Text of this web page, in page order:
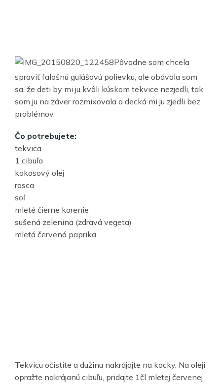
Pôvodne som chcela
spraviť falošnú gulášovú polievku, ale obávala som
sa, že deti by mi ju kvôli kúskom tekvice nezjedli, tak
som ju na záver rozmixovala a decká mi ju zjedli bez
problémov.
Čo potrebujete:
tekvica
1 cibuľa
kokosový olej
rasca
soľ
mleté čierne korenie
sušená zelenina (zdravá vegeta)
mletá červená paprika
Tekvicu očistite a dužinu nakrájajte na kocky. Na oleji
opražte nakrájanú cibuľu, pridajte 1čl mletej červenej